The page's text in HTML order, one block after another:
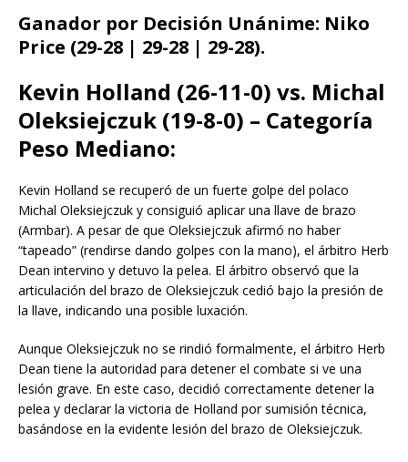
Ganador por Decisión Unánime: Niko
Price (29-28 | 29-28 | 29-28).
Kevin Holland (26-11-0) vs. Michal
Oleksiejczuk (19-8-0) – Categoría
Peso Mediano:
Kevin Holland se recuperó de un fuerte golpe del polaco
Michal Oleksiejczuk y consiguió aplicar una llave de brazo
(Armbar). A pesar de que Oleksiejczuk afirmó no haber
“tapeado” (rendirse dando golpes con la mano), el árbitro Herb
Dean intervino y detuvo la pelea. El árbitro observó que la
articulación del brazo de Oleksiejczuk cedió bajo la presión de
la llave, indicando una posible luxación.
Aunque Oleksiejczuk no se rindió formalmente, el árbitro Herb
Dean tiene la autoridad para detener el combate si ve una
lesión grave. En este caso, decidió correctamente detener la
pelea y declarar la victoria de Holland por sumisión técnica,
basándose en la evidente lesión del brazo de Oleksiejczuk.